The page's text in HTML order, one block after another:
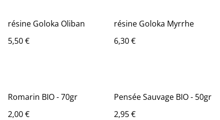
résine Goloka Oliban
5,50 €
résine Goloka Myrrhe
6,30 €
Romarin BIO - 70gr
2,00 €
Pensée Sauvage BIO - 50gr
2,95 €